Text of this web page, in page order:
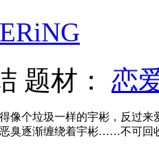
题材： 恋
像个垃圾一样的宇彬，反过
臭逐渐缠绕着宇彬……不可回